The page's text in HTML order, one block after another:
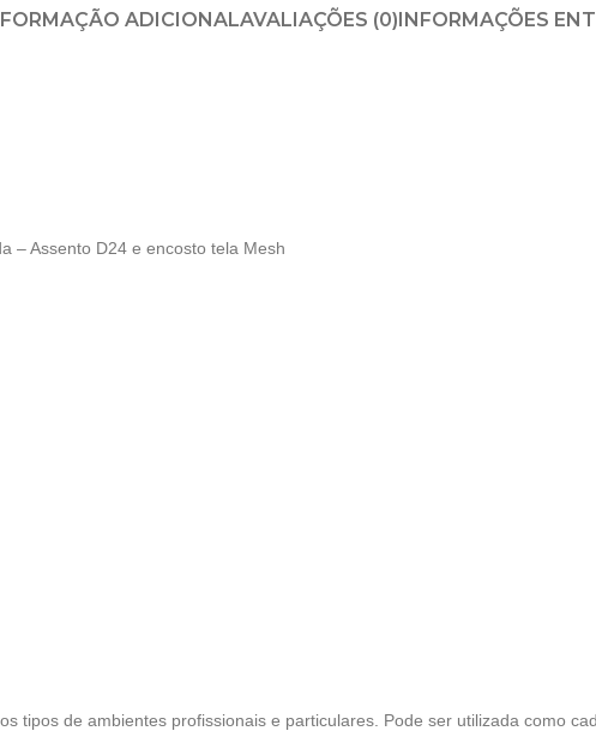
ADICIONALAVALIAÇÕES (0)INFORMAÇÕES
– Assento D24 e encosto tela Mesh
tipos de ambientes profissionais e particulares. Pode ser utilizada como